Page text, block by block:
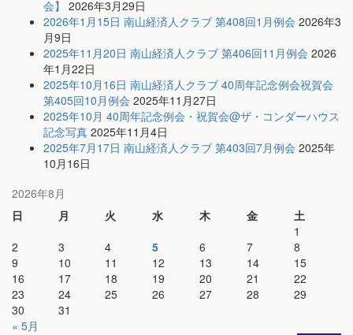
会】 2026年3月29日
2026年1月15日 南山経済人クラブ 第408回1月例会 2026年3
月9日
2025年11月20日 南山経済人クラブ 第406回11月例会 2026
年1月22日
2025年10月16日 南山経済人クラブ 40周年記念例会祝賀会
第405回10月例会 2025年11月27日
2025年10月 40周年記念例会・祝賀会@ザ・コンダーハウス
記念写真 2025年11月4日
2025年7月17日 南山経済人クラブ 第403回7月例会 2025年
10月16日
2026年8月
日
月 火 水 木 金
土
1
2
3 4 5 6 7
8
9
10 11 12 13 14
15
16
17 18 19 20 21
22
23
24 25 26 27 28
29
30
31
« 5月